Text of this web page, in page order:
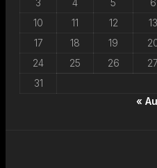
3
4 5 6
10
11 12 13
17
18 19
24
25 26 27
31
«